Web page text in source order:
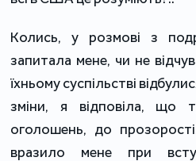
Колись, у розмові з
запитала мене, чи не
їхньому суспільстві
зміни, я відповіла, що
оголошень, до
вразило мене при